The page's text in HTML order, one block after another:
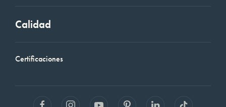
Calidad
Certificaciones